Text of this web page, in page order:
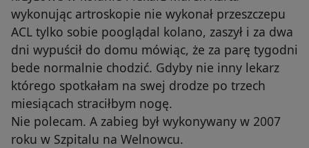
wykonując artroskopie nie wykonał przeszczepu
ACL tylko sobie pooglądal kolano, zaszył i za dwa
dni wypuścił do domu mówiąc, że za parę tygodni
bede normalnie chodzić. Gdyby nie inny lekarz
którego spotkałam na swej drodze po trzech
miesiącach straciłbym nogę.
Nie polecam. A zabieg był wykonywany w 2007
roku w Szpitalu na Welnowcu.